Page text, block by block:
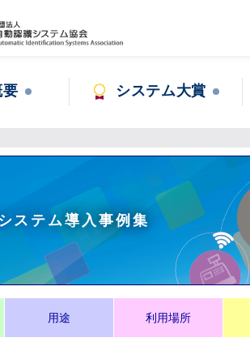
要 システム大賞
ステム導入事例集
用途 利用場所